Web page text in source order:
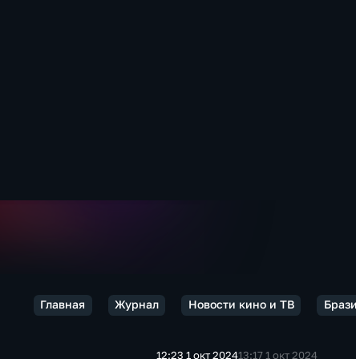
Главная Журнал Новости кино и ТВ
12:23 1 окт 202413:17 1 окт 2024